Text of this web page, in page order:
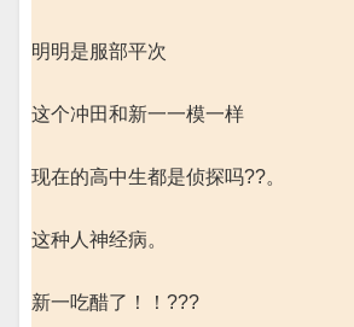
明明是服部平次
这个冲田和新一一模一样
现在的高中生都是侦探吗??。
这种人神经病。
新一吃醋了！！???